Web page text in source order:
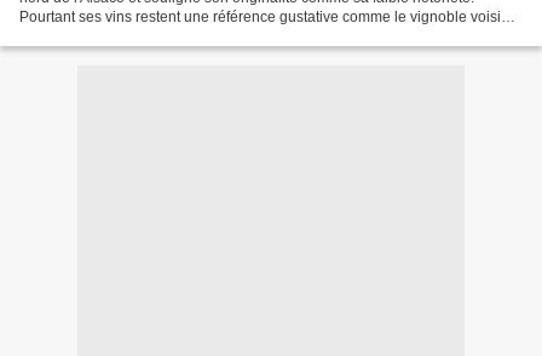
Pourtant ses vins restent une référence gustative comme le vignoble voisin